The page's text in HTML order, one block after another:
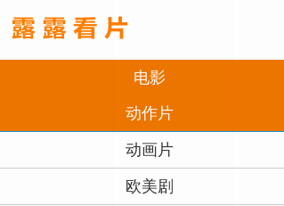
电影
动作片
动画片
欧美剧